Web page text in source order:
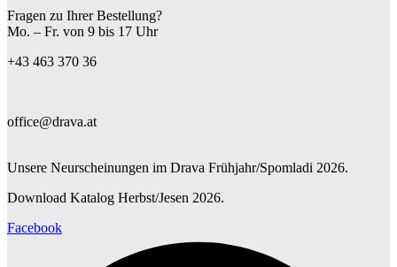
Fragen zu Ihrer Bestellung?
Mo. – Fr. von 9 bis 17 Uhr
+43 463 370 36
office@drava.at
Unsere Neurscheinungen im Drava Frühjahr/Spomladi 2026.
Download Katalog Herbst/Jesen 2026.
Facebook